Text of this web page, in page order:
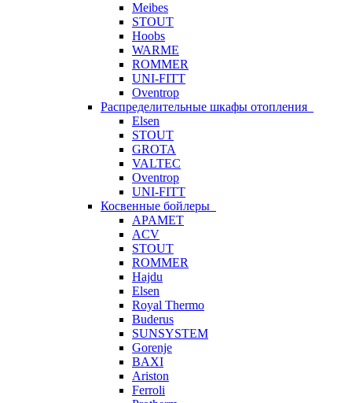
Meibes
STOUT
Hoobs
WARME
ROMMER
UNI-FITT
Oventrop
Распределительные шкафы отопления
Elsen
STOUT
GROTA
VALTEC
Oventrop
UNI-FITT
Косвенные бойлеры
APAMET
ACV
STOUT
ROMMER
Hajdu
Elsen
Royal Thermo
Buderus
SUNSYSTEM
Gorenje
BAXI
Ariston
Ferroli